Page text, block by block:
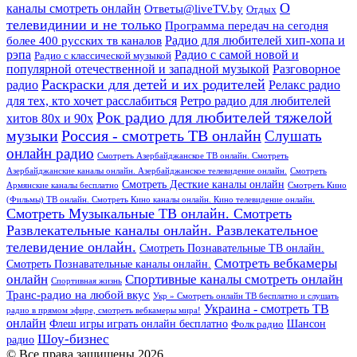
каналы смотреть онлайн Ответы@liveTV.by Отдых О
телевидинии и не только Программа передач на сегодня
более 400 русских тв каналов Радио для любителей хип-хопа и
рэпа Радио с классической музыкой Радио с самой новой и
популярной отечественной и западной музыкой Разговорное
радио Раскраски для детей и их родителей Релакс радио
для тех, кто хочет расслабиться Ретро радио для любителей
хитов 80х и 90х Рок радио для любителей тяжелой
музыкиРоссия - смотреть ТВ онлайнСлушать
онлайн радио Смотреть Азербайджанское ТВ онлайн. Смотреть
Азербайджанские каналы онлайн. Азербайджанское телевидение онлайн.
Смотреть
Армянские каналы бесплатно Смотреть Десткие каналы онлайн Смотреть Кино
(Фильмы) ТВ онлайн. Смотреть Кино каналы онлайн. Кино телевидение онлайн.
Смотреть Музыкальные ТВ онлайн. Смотреть
Развлекательные каналы онлайн. Развлекательное
телевидение онлайн. Смотреть Познавательные ТВ онлайн.
Смотреть Познавательные каналы онлайн. Смотреть вебкамеры
онлайн Спортивная жизнь Спортивные каналы смотреть онлайн
Транс-радио на любой вкус Укр » Смотреть онлайн ТВ бесплатно и слушать
радио в прямом эфире, смотреть вебкамеры мира! Украина - смотреть ТВ
онлайн Флеш игры играть онлайн бесплатно Фолк радио Шансон
радио Шоу-бизнес
© Все права защищены 2026